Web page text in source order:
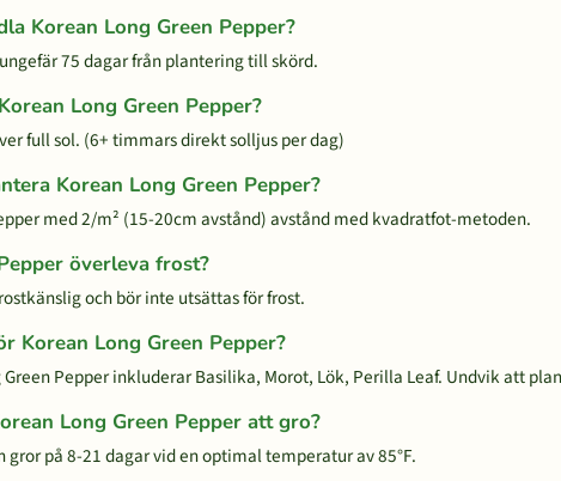
Korean Long Green Pepper?
75 dagar från plantering till skörd.
Long Green Pepper?
full sol. (6+ timmars direkt solljus per dag)
Korean Long Green Pepper?
med 2/m² (15-20cm avstånd) avstånd med kvadratfot-metoden.
överleva frost?
och bör inte utsättas för frost.
Korean Long Green Pepper?
Pepper inkluderar Basilika, Morot, Lök, Perilla Leaf. Undvik att
Long Green Pepper att gro?
gror på 8-21 dagar vid en optimal temperatur av 85°F.